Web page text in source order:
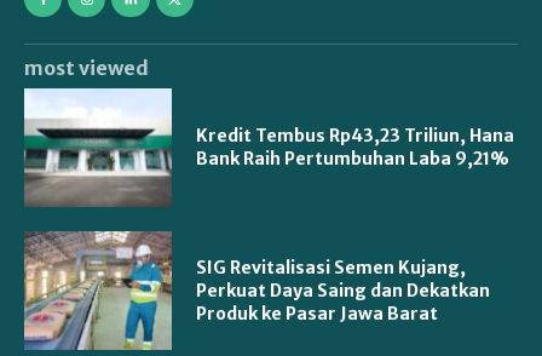
most viewed
Kredit Tembus Rp43,23 Triliun, Hana
Bank Raih Pertumbuhan Laba 9,21%
SIG Revitalisasi Semen Kujang,
Perkuat Daya Saing dan Dekatkan
Produk ke Pasar Jawa Barat